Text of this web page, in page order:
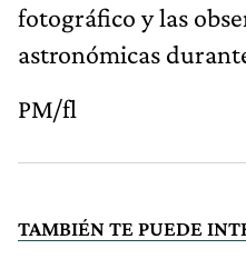
fotográfico y las
astronómicas
PM/fl
TAMBIÉN TE PUEDE